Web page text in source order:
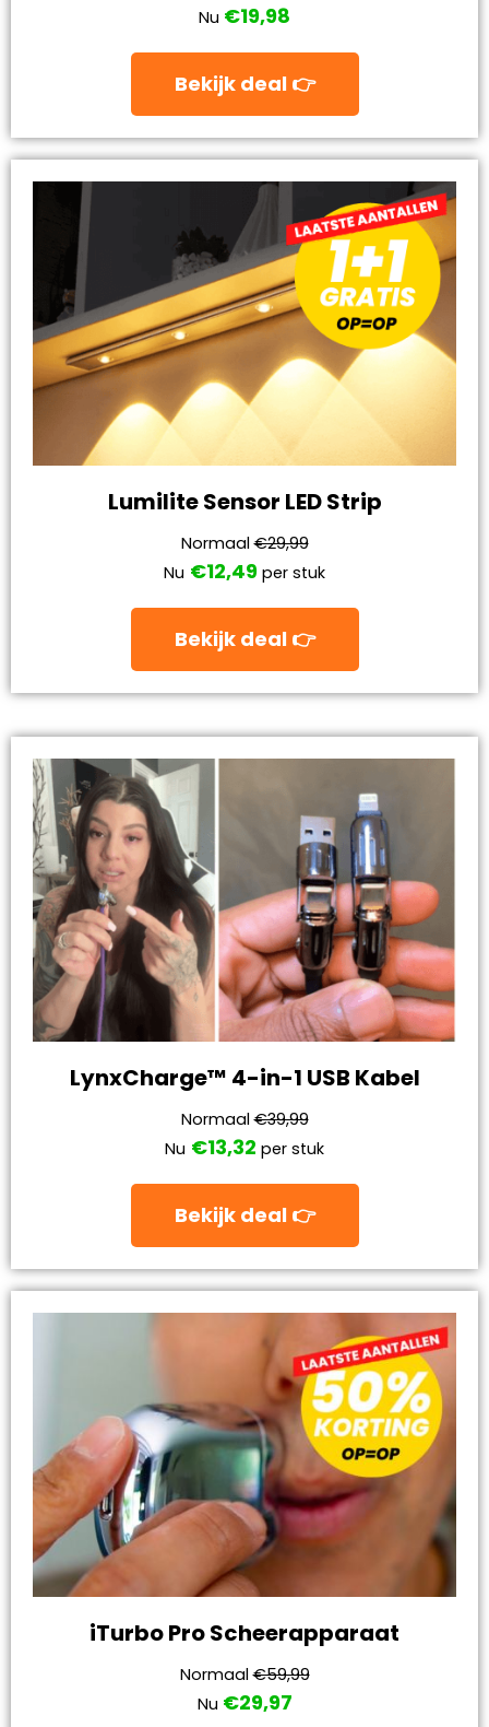
Nu €19,98
Bekijk deal 👉
Lumilite Sensor LED Strip
Normaal€29,99
Nu €12,49 per stuk
Bekijk deal 👉
LynxCharge™ 4-in-1 USB Kabel
Normaal€39,99
Nu €13,32 per stuk
Bekijk deal 👉
iTurbo Pro Scheerapparaat
Normaal€59,99
Nu €29,97